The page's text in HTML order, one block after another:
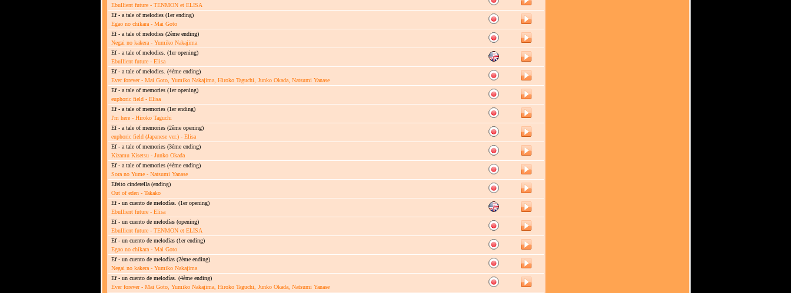
Ebullient future - TENMON et ELISA
Ef - a tale of melodies(1er ending)
Egao no chikara - Mai Goto
Ef - a tale of melodies(2ème ending)
Negai no kakera - Yumiko Nakajima
Ef - a tale of melodies. (1er opening)
Ebullient future - Elisa
Ef - a tale of melodies. (4ème ending)
Ever forever - Mai Goto, Yumiko Nakajima, Hiroko Taguchi, Junko Okada, Natsumi Yanase
Ef - a tale of memories(1er opening)
euphoric field - Elisa
Ef - a tale of memories(1er ending)
I'm here - Hiroko Taguchi
Ef - a tale of memories(2ème opening)
euphoric field (Japanese ver.) - Elisa
Ef - a tale of memories(3ème ending)
Kizamu Kisetsu - Junko Okada
Ef - a tale of memories(4ème ending)
Sora no Yume - Natsumi Yanase
Efeito cinderella(ending)
Out of eden - Takako
Ef - un cuento de melodías. (1er opening)
Ebullient future - Elisa
Ef - un cuento de melodías(opening)
Ebullient future - TENMON et ELISA
Ef - un cuento de melodías(1er ending)
Egao no chikara - Mai Goto
Ef - un cuento de melodías(2ème ending)
Negai no kakera - Yumiko Nakajima
Ef - un cuento de melodías. (4ème ending)
Ever forever - Mai Goto, Yumiko Nakajima, Hiroko Taguchi, Junko Okada, Natsumi Yanase